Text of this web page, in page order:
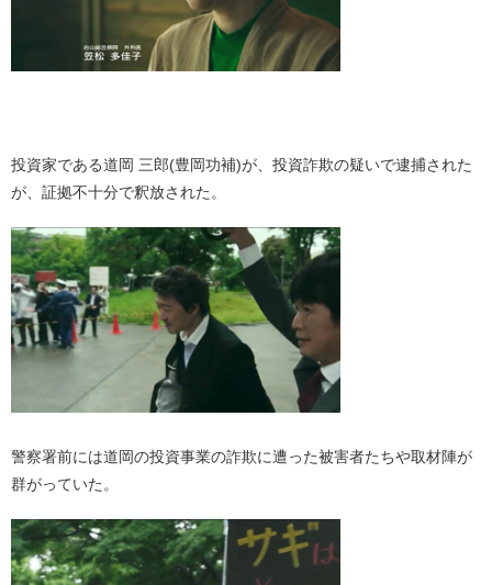
投資家である道岡 三郎(豊岡功補)が、投資詐欺の疑いで逮捕された
が、証拠不十分で釈放された。
警察署前には道岡の投資事業の詐欺に遭った被害者たちや取材陣が
群がっていた。